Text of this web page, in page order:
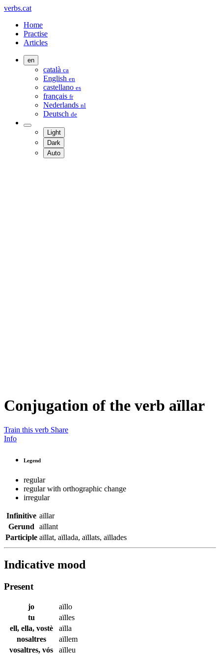
verbs.cat
Home
Practise
Articles
en
català ca
English en
castellano es
français fr
Nederlands nl
Deutsch de
Light
Dark
Auto
Conjugation of the verb aïllar
Train this verb Share
Info
Legend
regular
regular with orthographic change
irregular
Infinitive aïllar
Gerund
aïllant
Participle aïllat, aïllada, aïllats, aïllades
Indicative mood
Present
jo
aïllo
tu
aïlles
ell, ella, vostè
aïlla
nosaltres
aïllem
vosaltres, vós
aïlleu